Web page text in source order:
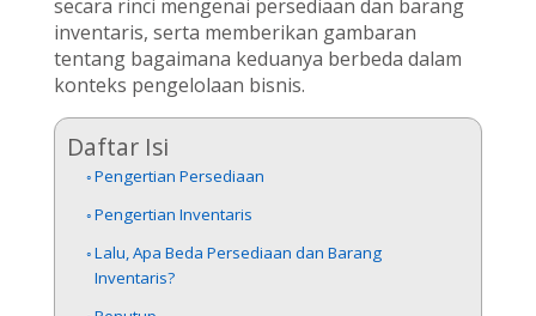
secara rinci mengenai persediaan dan barang
inventaris, serta memberikan gambaran
tentang bagaimana keduanya berbeda dalam
konteks pengelolaan bisnis.
Daftar Isi
Pengertian Persediaan
Pengertian Inventaris
Lalu, Apa Beda Persediaan dan Barang
Inventaris?